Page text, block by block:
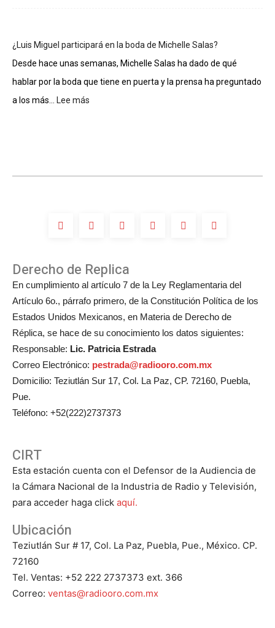
al
Salón
la
¿Luis Miguel participará en la boda de Michelle Salas?
Desde hace unas semanas, Michelle Salas ha dado de qué
hablar por la boda que tiene en puerta y la prensa ha preguntado
a los más...
Lee más
boda
Derecho de Replica
En cumplimiento al artículo 7 de la Ley Reglamentaria del
Artículo 6o., párrafo primero, de la Constitución Política de los
Estados Unidos Mexicanos, en Materia de Derecho de
Réplica, se hace de su conocimiento los datos siguientes:
Responsable: Lic. Patricia Estrada
Correo Electrónico: pestrada@radiooro.com.mx
Domicilio: Teziutlán Sur 17, Col. La Paz, CP. 72160, Puebla,
Pue.
Teléfono: +52(222)2737373
CIRT
Esta estación cuenta con el Defensor de la Audiencia de
la Cámara Nacional de la Industria de Radio y Televisión,
para acceder haga click aquí.
Ubicación
Teziutlán Sur # 17, Col. La Paz, Puebla, Pue., México. CP.
72160
Tel. Ventas: +52 222 2737373 ext. 366
Correo: ventas@radiooro.com.mx